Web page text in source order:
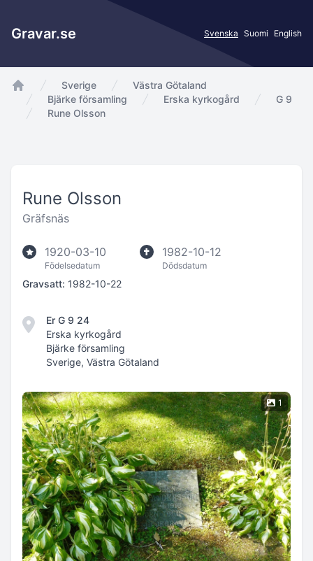
Gravar.se Svenska Suomi English
app.Start
Sverige
Västra Götaland
Bjärke församling
Erska kyrkogård
G 9
Rune Olsson
Rune Olsson
Gräfsnäs
1920-03-10
Födelsedatum
1982-10-12
Dödsdatum
Gravsatt: 1982-10-22
Er G 9 24
Erska kyrkogård
Bjärke församling
Sverige, Västra Götaland
1